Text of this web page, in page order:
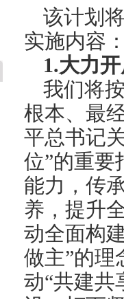
该计划
实施内容
1.大力
我们将
根本、最
平总书记
位”的重要
能力，传
养，提升
动全面构
做主”的理
动“共建共